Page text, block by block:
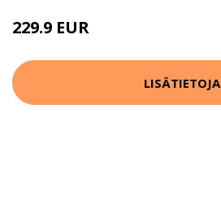
229.9 EUR
LISÄTIETOJA